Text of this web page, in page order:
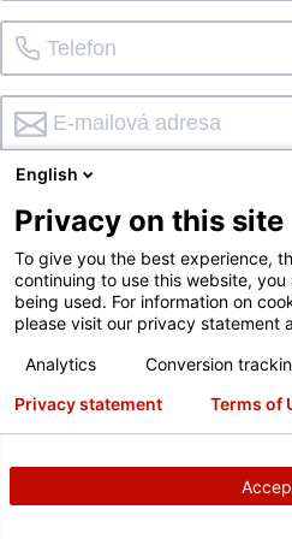
REGIONÁLNÍ MANAŽER
Není k dispozici ?
English
Privacy on this site
To give you the best experience,
continuing to use this website,
being used. For information on
please visit our privacy statement
Analytics
Conversion
Privacy statement Terms of